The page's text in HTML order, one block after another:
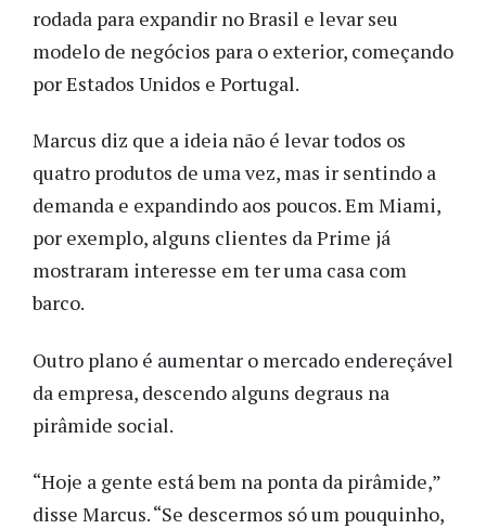
rodada para expandir no Brasil e levar seu
modelo de negócios para o exterior, começando
por Estados Unidos e Portugal.
Marcus diz que a ideia não é levar todos os
quatro produtos de uma vez, mas ir sentindo a
demanda e expandindo aos poucos. Em Miami,
por exemplo, alguns clientes da Prime já
mostraram interesse em ter uma casa com
barco.
Outro plano é aumentar o mercado endereçável
da empresa, descendo alguns degraus na
pirâmide social.
“Hoje a gente está bem na ponta da pirâmide,”
disse Marcus. “Se descermos só um pouquinho,